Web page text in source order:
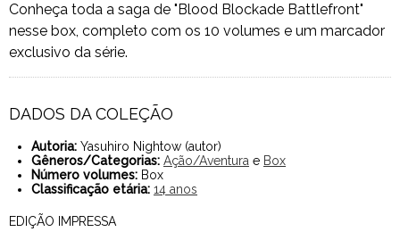
Conheça toda a saga de "Blood Blockade Battlefront"
nesse box, completo com os 10 volumes e um marcador
exclusivo da série.
DADOS DA COLEÇÃO
Autoria: Yasuhiro Nightow (autor)
Gêneros/Categorias: Ação/Aventura e Box
Número volumes: Box
Classificação etária: 14 anos
EDIÇÃO IMPRESSA